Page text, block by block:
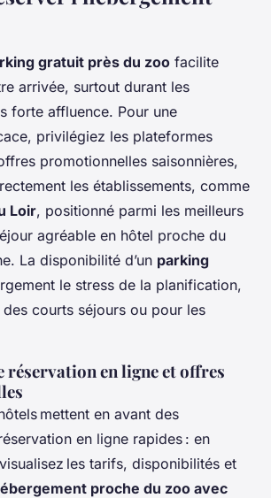
gratuit près du zoo facilite
arrivée, surtout durant les
forte affluence. Pour une
privilégiez les plateformes
promotionnelles saisonnières,
les établissements, comme
Loir, positionné parmi les meilleurs
agréable en hôtel proche du
La disponibilité d’un parking
le stress de la planification,
courts séjours ou pour les
réservation en ligne et offres
mettent en avant des
en ligne rapides : en
les tarifs, disponibilités et
proche du zoo avec